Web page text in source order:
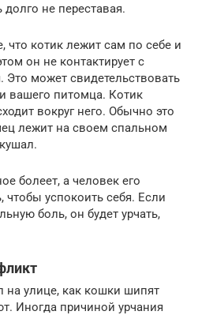
долго не переставая.
что котик лежит сам по себе и
он не контактирует с
Это может свидетельствовать
вашего питомца. Котик
вокруг него. Обычно это
лежит на своем спальном
болеет, а человек его
чтобы успокоить себя. Если
боль, он будет урчать,
улице, как кошки шипят
Иногда причиной урчания